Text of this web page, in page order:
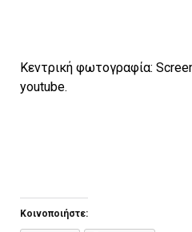
Kεντρική φωτογραφία:
youtube.
Κοινοποιήστε: